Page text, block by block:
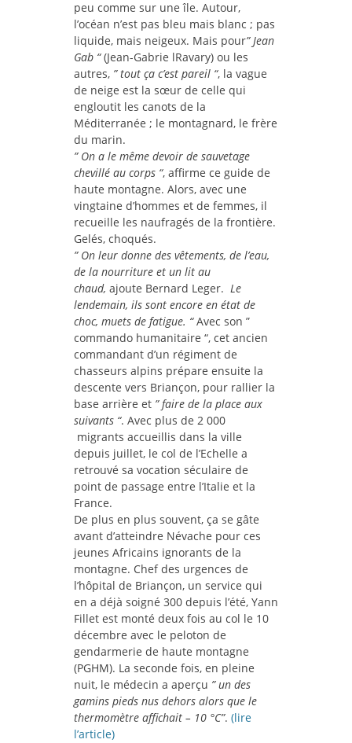
peu comme sur une île. Autour,
l’océan n’est pas bleu mais blanc ; pas
liquide, mais neigeux. Mais pour” Jean
Gab “(Jean-Gabrie lRavary) ou les
autres, ” tout ça c’est pareil “, la vague
de neige est la sœur de celle qui
engloutit les canots de la
Méditerranée ; le montagnard, le frère
du marin.
” On a le même devoir de sauvetage
chevillé au corps “, affirme ce guide de
haute montagne. Alors, avec une
vingtaine d’hommes et de femmes, il
recueille les naufragés de la frontière.
Gelés, choqués.
” On leur donne des vêtements, de l’eau,
de la nourriture et un lit au
chaud, ajoute Bernard Leger. Le
lendemain, ils sont encore en état de
choc, muets de fatigue. “Avec son ”
commando humanitaire “, cet ancien
commandant d’un régiment de
chasseurs alpins prépare ensuite la
descente vers Briançon, pour rallier la
base arrière et ” faire de la place aux
suivants “. Avec plus de 2 000
migrants accueillis dans la ville
depuis juillet, le col de l’Echelle a
retrouvé sa vocation séculaire de
point de passage entre l’Italie et la
France.
De plus en plus souvent, ça se gâte
avant d’atteindre Névache pour ces
jeunes Africains ignorants de la
montagne. Chef des urgences de
l’hôpital de Briançon, un service qui
en a déjà soigné 300 depuis l’été, Yann
Fillet est monté deux fois au col le 10
décembre avec le peloton de
gendarmerie de haute montagne
(PGHM). La seconde fois, en pleine
nuit, le médecin a aperçu ” un des
gamins pieds nus dehors alors que le
thermomètre affichait – 10 °C”. (lire
l’article)